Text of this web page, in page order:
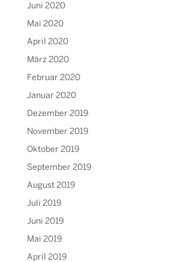
Juni 2020
Mai 2020
April 2020
März 2020
Februar 2020
Januar 2020
Dezember 2019
November 2019
Oktober 2019
September 2019
August 2019
Juli 2019
Juni 2019
Mai 2019
April 2019